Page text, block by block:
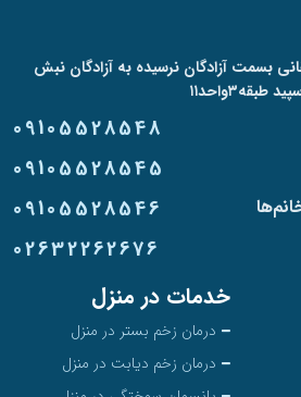
خدمات در منزل
درمان زخم بستر در منزل
درمان زخم دیابت در منزل
بسمت آزادگان نرسیده به آزادگان نبش
09105528548
09105528545
09105528546
02632262676